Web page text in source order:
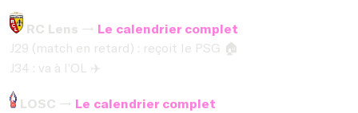
RC Lens → Le calendrier complet
J29 (match en retard) : reçoit le PSG 🏠
J34 : va à l’OL ✈️
LOSC → Le calendrier complet